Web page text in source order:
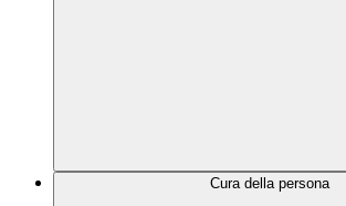
Cura della persona